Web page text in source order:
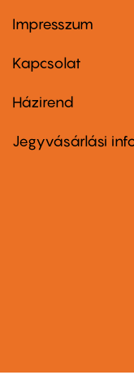
Footer
first
Impresszum
Kapcsolat
Footer
second
Házirend
Jegyvásárlási